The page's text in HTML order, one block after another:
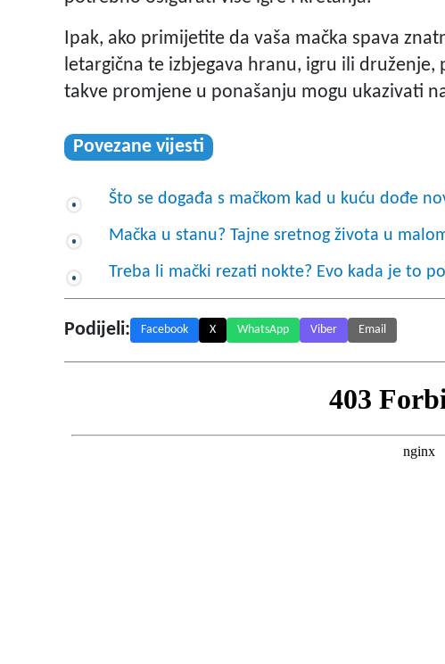
Ipak, ako primijetite da vaša mačka spava
letargična te izbjegava hranu, igru ili
takve promjene u ponašanju mogu ukazivati
Povezane vijesti
Što se događa s mačkom kad u kuću dođe
Mačka u stanu? Tajne sretnog života u
Treba li mački rezati nokte? Evo kada je to
Podijeli: Facebook X WhatsApp Viber Email